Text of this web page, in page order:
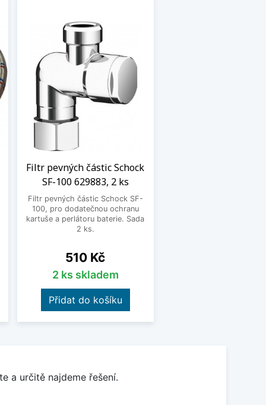
Filtr pevných částic Schock
SF-100 629883, 2 ks
Filtr pevných částic Schock SF-
100, pro dodatečnou ochranu
kartuše a perlátoru baterie. Sada
2 ks.
Cena
510 Kč
2 ks skladem
Přidat do košíku
a určitě najdeme řešení.